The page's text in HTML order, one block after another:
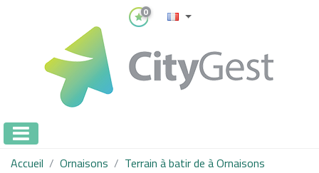
0
Accueil Ornaisons Terrain à batir de à Ornaisons